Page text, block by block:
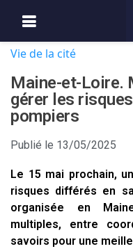
Vie de la cité
Maine-et-Loire.
gérer les
pompiers
Publié le 13/05/2025
Le 15 mai prochain,
risques différés en
organisée en
multiples, entre
savoirs pour une